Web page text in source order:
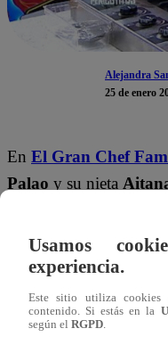
Alejandra
25 de enero
En El Gran Chef
Palao y su nieta
Tras una pequeña
habilidades de su nieta.
comentó Steve,
veces el ayudante
Usamos
experiencia.
Este sitio utiliza cookies
contenido. Si estás en la
según el RGPD